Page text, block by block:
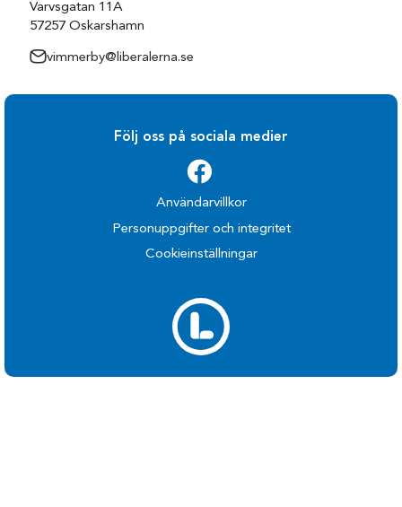
Varvsgatan 11A
57257 Oskarshamn
vimmerby@liberalerna.se
Följ oss på sociala medier
Användarvillkor
Personuppgifter och integritet
Cookieinställningar